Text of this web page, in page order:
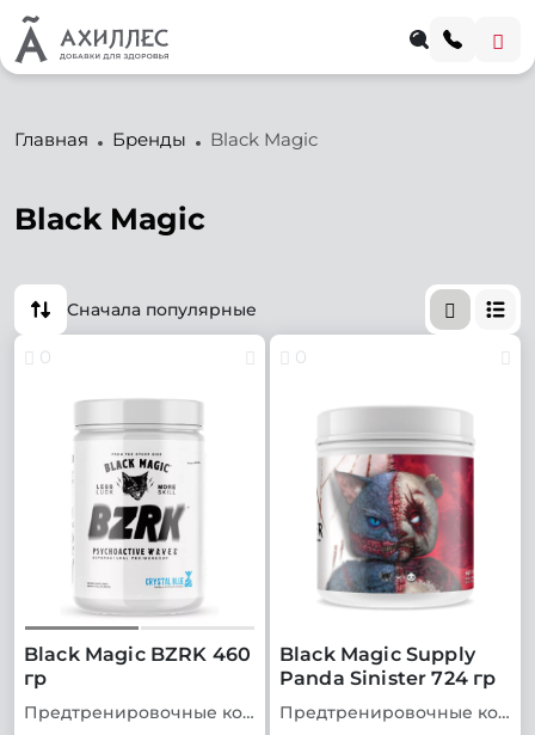
Главная Бренды Black Magic
Black Magic
Сначала популярные
0
Black Magic BZRK 460
гр
Предтренировочные комплексы
0
Black Magic Supply
Panda Sinister 724 гр
Предтренировочные комплексы